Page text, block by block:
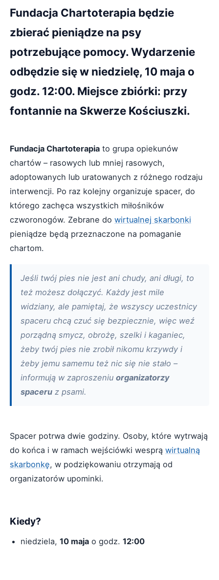
Fundacja Chartoterapia będzie
zbierać pieniądze na psy
potrzebujące pomocy. Wydarzenie
odbędzie się w niedzielę, 10 maja o
godz. 12:00. Miejsce zbiórki: przy
fontannie na Skwerze Kościuszki.
Fundacja Chartoterapia to grupa opiekunów
chartów – rasowych lub mniej rasowych,
adoptowanych lub uratowanych z różnego rodzaju
interwencji. Po raz kolejny organizuje spacer, do
którego zachęca wszystkich miłośników
czworonogów. Zebrane do wirtualnej skarbonki
pieniądze będą przeznaczone na pomaganie
chartom.
Jeśli twój pies nie jest ani chudy, ani długi, to
też możesz dołączyć. Każdy jest mile
widziany, ale pamiętaj, że wszyscy uczestnicy
spaceru chcą czuć się bezpiecznie, więc weź
porządną smycz, obrożę, szelki i kaganiec,
żeby twój pies nie zrobił nikomu krzywdy i
żeby jemu samemu też nic się nie stało –
informują w zaproszeniu organizatorzy
spaceru z psami.
Spacer potrwa dwie godziny. Osoby, które wytrwają
do końca i w ramach wejściówki wesprą wirtualną
skarbonkę, w podziękowaniu otrzymają od
organizatorów upominki.
Kiedy?
niedziela, 10 maja o godz. 12:00